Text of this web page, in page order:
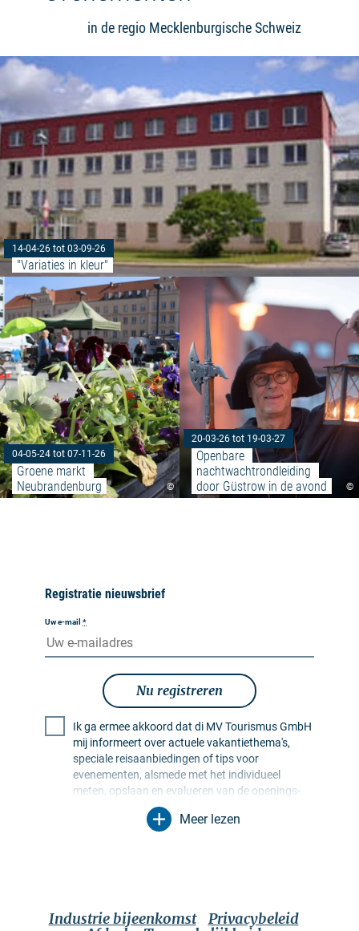
in de regio Mecklenburgische Schweiz
14-04-26 tot 03-09-26
"Variaties in kleur"
©
04-05-24 tot 07-11-26
Groene markt
Neubrandenburg
Meer lezen: "Groene markt
©
20-03-26 tot 19-03-27
Openbare
nachtwachtrondleiding
door Güstrow in de avond
Registratie nieuwsbrief
Uw e-mail *
Nu registreren
Ik ga ermee akkoord dat di MV Tourismus GmbH
mij informeert over actuele vakantiethema's,
speciale reisaanbiedingen of tips voor
evenementen, alsmede met het individueel
meten, opslaan en evalueren van de openings-
en klikfrequentie in ontvangerprofielen ten
behoeve van de vormgeving van toekomstige
met werking voor de toekomst. Ik kan dit doen
Meer lezen
Industrie bijeenkomst
Privacybeleid